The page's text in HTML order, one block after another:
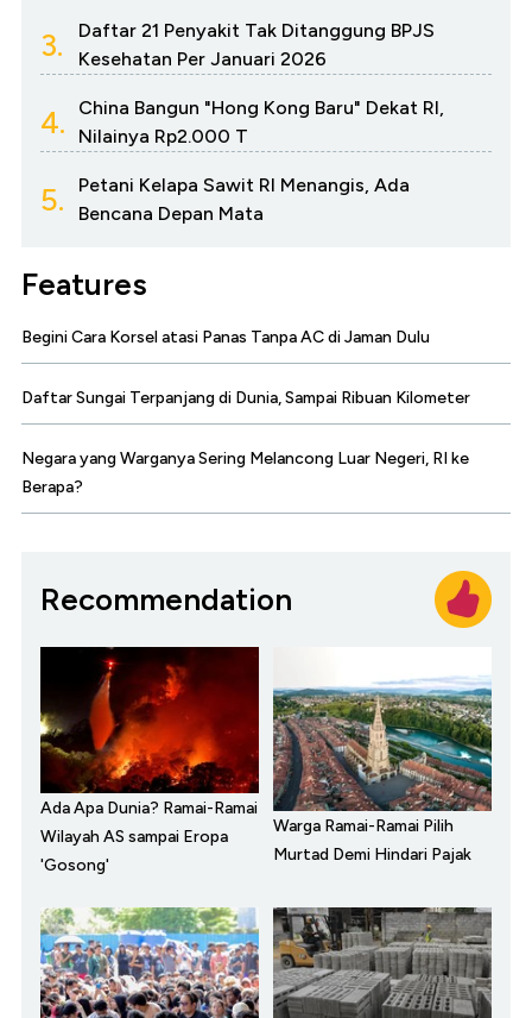
3.
Daftar 21 Penyakit Tak Ditanggung BPJS
Kesehatan Per Januari 2026
4.
China Bangun "Hong Kong Baru" Dekat RI,
Nilainya Rp2.000 T
5.
Petani Kelapa Sawit RI Menangis, Ada
Bencana Depan Mata
Features
Begini Cara Korsel atasi Panas Tanpa AC di Jaman Dulu
Daftar Sungai Terpanjang di Dunia, Sampai Ribuan Kilometer
Negara yang Warganya Sering Melancong Luar Negeri, RI ke
Berapa?
Recommendation
Ada Apa Dunia? Ramai-Ramai
Wilayah AS sampai Eropa
'Gosong'
Warga Ramai-Ramai Pilih
Murtad Demi Hindari Pajak